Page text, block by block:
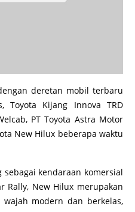
deretan mobil terbaru
Toyota Kijang Innova TRD
PT Toyota Astra Motor
New Hilux beberapa waktu
sebagai kendaraan komersial
Rally, New Hilux merupakan
modern dan berkelas,